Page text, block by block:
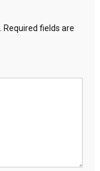
Required fields are